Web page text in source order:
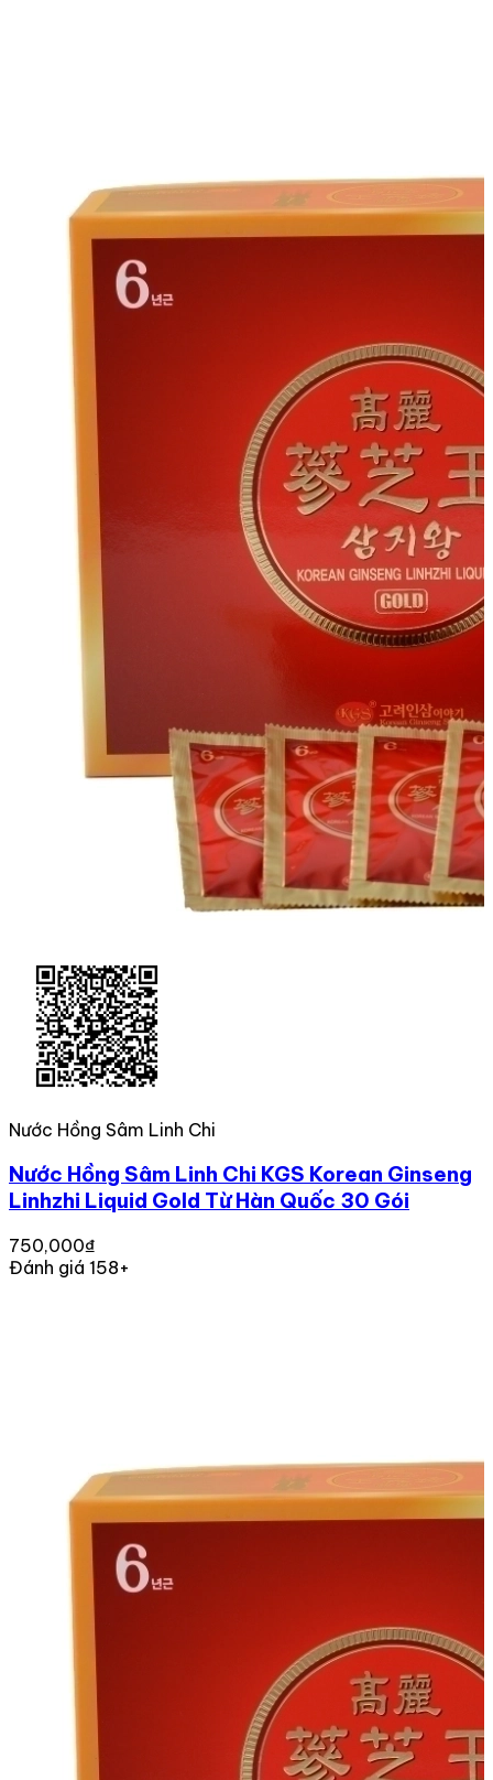
Nước Hồng Sâm Linh Chi
Nước Hồng Sâm Linh Chi KGS Korean Ginseng
Linhzhi Liquid Gold Từ Hàn Quốc 30 Gói
750,000₫
Đánh giá 158+